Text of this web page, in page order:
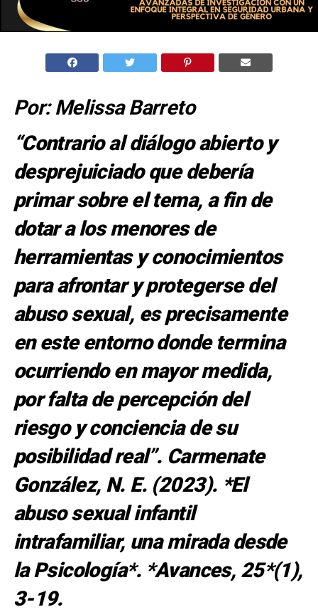
Por: Melissa Barreto
“Contrario al diálogo abierto y
desprejuiciado que debería
primar sobre el tema, a fin de
dotar a los menores de
herramientas y conocimientos
para afrontar y protegerse del
abuso sexual, es precisamente
en este entorno donde termina
ocurriendo en mayor medida,
por falta de percepción del
riesgo y conciencia de su
posibilidad real”. Carmenate
González, N. E. (2023). *El
abuso sexual infantil
intrafamiliar, una mirada desde
la Psicología*. *Avances, 25*(1),
3-19.